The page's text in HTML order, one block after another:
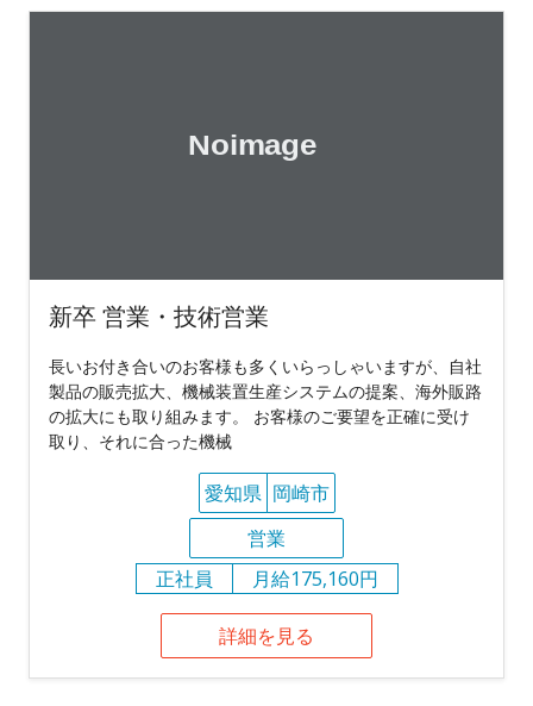
新卒 営業・技術営業
長いお付き合いのお客様も多くいらっしゃいますが、自社
製品の販売拡大、機械装置生産システムの提案、海外販路
の拡大にも取り組みます。 お客様のご要望を正確に受け
取り、それに合った機械
愛知県 岡崎市
営業
正社員
月給175,160円
詳細を見る